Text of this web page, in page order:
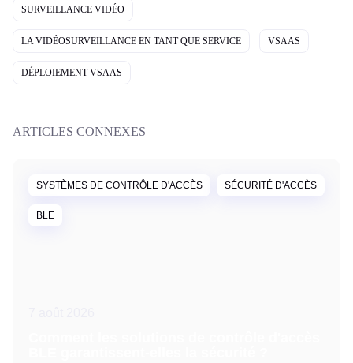
SURVEILLANCE VIDÉO
LA VIDÉOSURVEILLANCE EN TANT QUE SERVICE VSAAS
DÉPLOIEMENT VSAAS
ARTICLES CONNEXES
SYSTÈMES DE CONTRÔLE D'ACCÈS SÉCURITÉ D'ACCÈS
BLE